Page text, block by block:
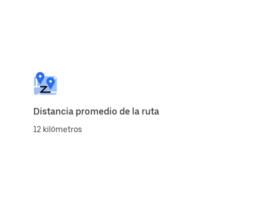
Distancia promedio de la ruta
12 kilómetros